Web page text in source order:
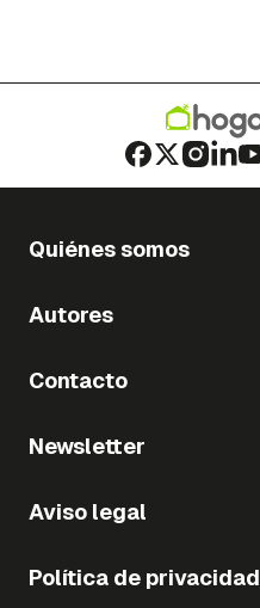
Quiénes somos
Autores
Contacto
Newsletter
Aviso legal
Política de privacidad